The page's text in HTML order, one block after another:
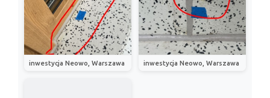
inwestycja Neowo, Warszawa inwestycja Neowo, Warszawa